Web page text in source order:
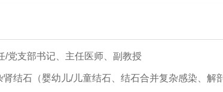
/党支部书记、主任医师、副教授
结石（婴幼儿/儿童结石、结石合并复杂感染、解